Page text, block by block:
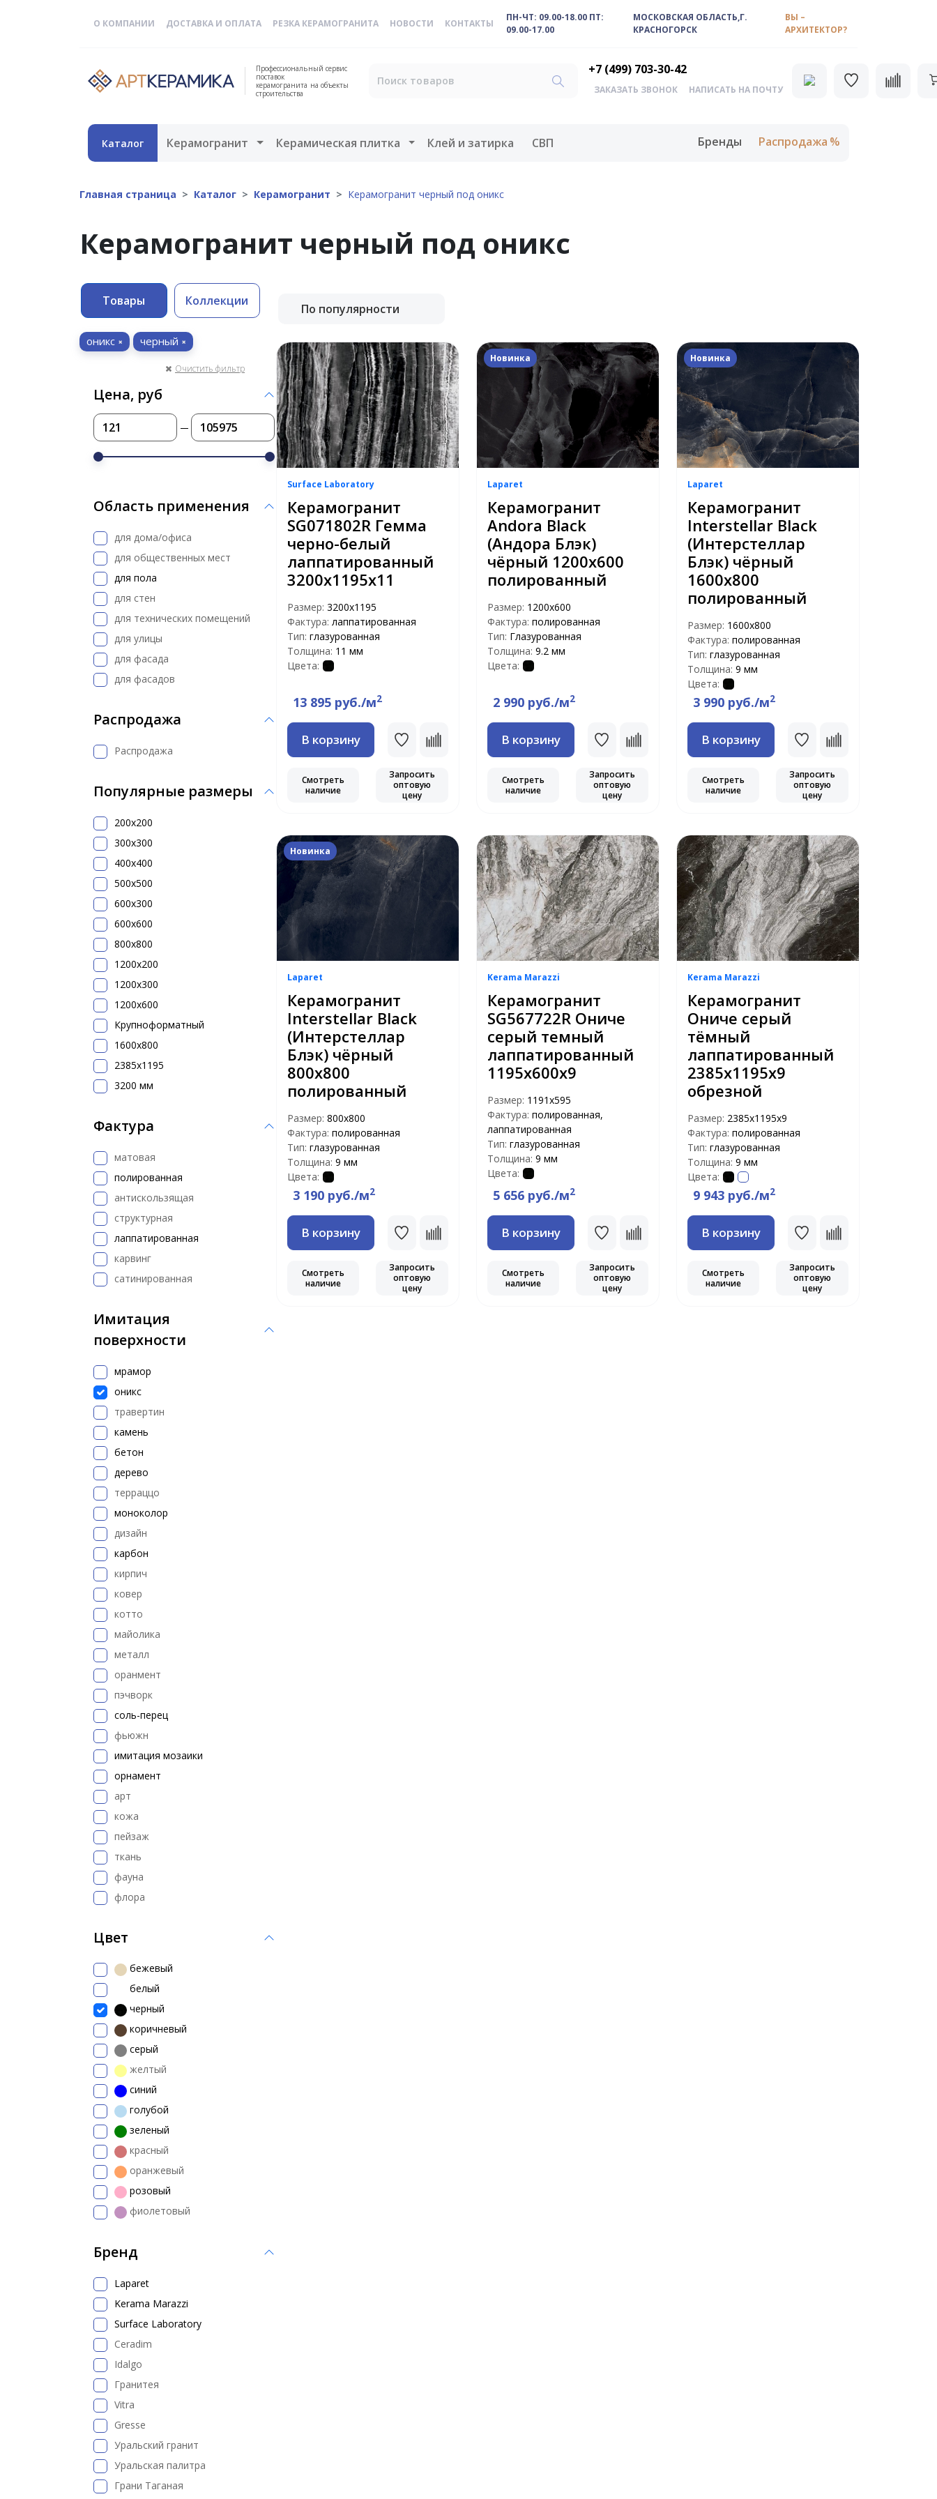
О КОМПАНИИ ДОСТАВКА И ОПЛАТА РЕЗКА КЕРАМОГРАНИТА НОВОСТИ КОНТАКТЫ
ПН-ЧТ: 09.00-18.00 ПТ:
09.00-17.00
МОСКОВСКАЯ ОБЛАСТЬ,Г.
КРАСНОГОРСК
ВЫ –
АРХИТЕКТОР?
Профессиональный сервис
поставок
керамогранита на объекты
строительства
+7 (499) 703-30-42
ЗАКАЗАТЬ ЗВОНОК НАПИСАТЬ НА ПОЧТУ
Каталог Керамогранит Открыть меню
Керамическая плитка Открыть меню
Клей и затирка СВП Бренды Распродажа
Главная страница Каталог Керамогранит Керамогранит черный под оникс
Керамогранит черный под оникс
Товары Коллекции
оникс черный
Очистить фильтр
Цена, руб
Область применения
для дома/офиса
для общественных мест
для пола
для стен
для технических помещений
для улицы
для фасада
для фасадов
Распродажа
Распродажа
Популярные размеры
200x200
300х300
400х400
500x500
600х300
600х600
800х800
1200x200
1200х300
1200х600
Крупноформатный
1600x800
2385x1195
3200 мм
Фактура
матовая
полированная
антискользящая
структурная
лаппатированная
карвинг
сатинированная
Имитация
поверхности
мрамор
оникс
травертин
камень
бетон
дерево
терраццо
моноколор
дизайн
карбон
кирпич
ковер
котто
майолика
металл
оранмент
пэчворк
соль-перец
фьюжн
имитация мозаики
орнамент
арт
кожа
пейзаж
ткань
фауна
флора
Цвет
бежевый
белый
черный
коричневый
серый
желтый
синий
голубой
зеленый
красный
оранжевый
розовый
фиолетовый
Бренд
Laparet
Kerama Marazzi
Surface Laboratory
Ceradim
Idalgo
Гранитея
Vitra
Gresse
Уральский гранит
Уральская палитра
Грани Таганая
По популярности
Surface Laboratory
Керамогранит
SG071802R Гемма
черно-белый
лаппатированный
3200х1195х11
Размер: 3200x1195
Фактура: лаппатированная
Тип: глазурованная
Толщина: 11 мм
Цвета:
13 895 руб./м2
В корзину
Смотреть
наличие
Запросить
оптовую
цену
Новинка
Laparet
Керамогранит
Andora Black
(Андора Блэк)
чёрный 1200х600
полированный
Размер: 1200x600
Фактура: полированная
Тип: Глазурованная
Толщина: 9.2 мм
Цвета:
2 990 руб./м2
В корзину
Смотреть
наличие
Запросить
оптовую
цену
Новинка
Laparet
Керамогранит
Interstellar Black
(Интерстеллар
Блэк) чёрный
1600x800
полированный
Размер: 1600x800
Фактура: полированная
Тип: глазурованная
Толщина: 9 мм
Цвета:
3 990 руб./м2
В корзину
Смотреть
наличие
Запросить
оптовую
цену
Новинка
Laparet
Керамогранит
Interstellar Black
(Интерстеллар
Блэк) чёрный
800x800
полированный
Размер: 800x800
Фактура: полированная
Тип: глазурованная
Толщина: 9 мм
Цвета:
3 190 руб./м2
В корзину
Смотреть
наличие
Запросить
оптовую
цену
Kerama Marazzi
Керамогранит
SG567722R Ониче
серый темный
лаппатированный
1195х600х9
Размер: 1191x595
Фактура: полированная,
лаппатированная
Тип: глазурованная
Толщина: 9 мм
Цвета:
5 656 руб./м2
В корзину
Смотреть
наличие
Запросить
оптовую
цену
Kerama Marazzi
Керамогранит
Ониче серый
тёмный
лаппатированный
2385х1195х9
обрезной
Размер: 2385х1195х9
Фактура: полированная
Тип: глазурованная
Толщина: 9 мм
Цвета:
9 943 руб./м2
В корзину
Смотреть
наличие
Запросить
оптовую
цену